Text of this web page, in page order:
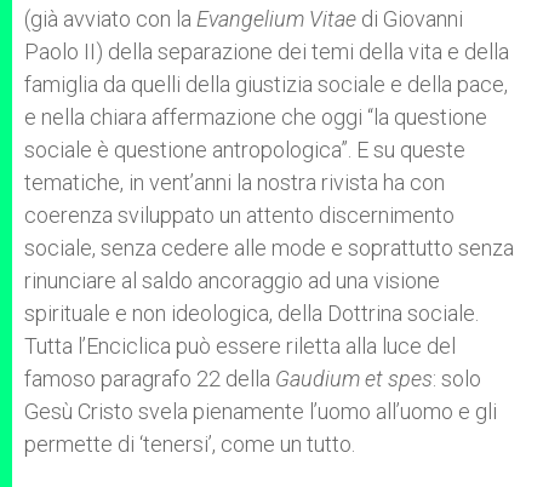
(già avviato con la Evangelium Vitae di Giovanni
Paolo II) della separazione dei temi della vita e della
famiglia da quelli della giustizia sociale e della pace,
e nella chiara affermazione che oggi “la questione
sociale è questione antropologica”. E su queste
tematiche, in vent’anni la nostra rivista ha con
coerenza sviluppato un attento discernimento
sociale, senza cedere alle mode e soprattutto senza
rinunciare al saldo ancoraggio ad una visione
spirituale e non ideologica, della Dottrina sociale.
Tutta l’Enciclica può essere riletta alla luce del
famoso paragrafo 22 della Gaudium et spes: solo
Gesù Cristo svela pienamente l’uomo all’uomo e gli
permette di ‘tenersi’, come un tutto.